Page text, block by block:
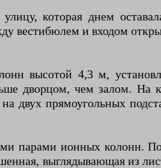
которая днем
вестибюлем и входом
высотой 4,3 м,
дворцом, чем залом. На
двух прямоугольных
парами ионных колонн.
выглядывающая из